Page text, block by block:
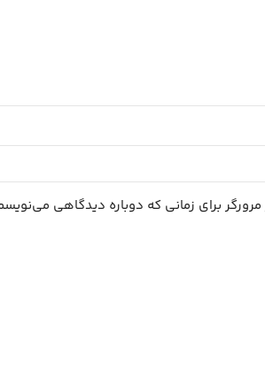
برای زمانی که دوباره دیدگاهی